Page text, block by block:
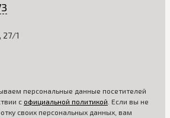
27/1
персональные данные посетителей
с официальной политикой . Если вы не
своих персональных данных, вам